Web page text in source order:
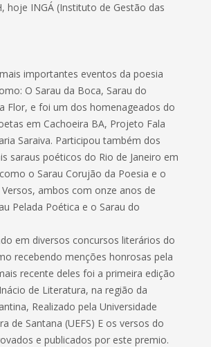
hoje INGÁ (Instituto de Gestão das
importantes eventos da poesia
O Sarau da Boca, Sarau do
Flor, e foi um dos homenageados do
em Cachoeira BA, Projeto Fala
Saraiva. Participou também dos
saraus poéticos do Rio de Janeiro em
o Sarau Corujão da Poesia e o
ambos com onze anos de
Pelada Poética e o Sarau do
em diversos concursos literários do
recebendo menções honrosas pela
recente deles foi a primeira edição
de Literatura, na região da
Realizado pela Universidade
de Santana (UEFS) E os versos do
e publicados por este premio.